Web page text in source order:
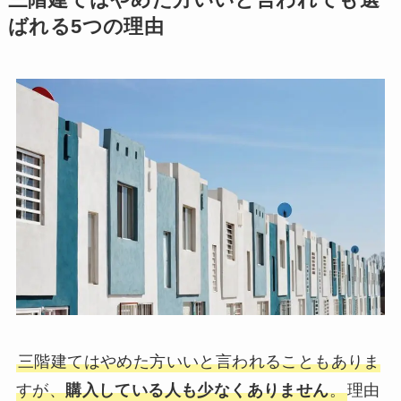
ばれる5つの理由
三階建てはやめた方いいと言われることもありま
すが、購入している人も少なくありません。理由